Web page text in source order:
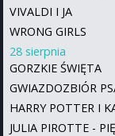
VIVALDI I JA
WRONG GIRLS
28 sierpnia
GORZKIE ŚWIĘTA
GWIAZDOZBIÓR
HARRY POTTER I
JULIA PIROTTE -